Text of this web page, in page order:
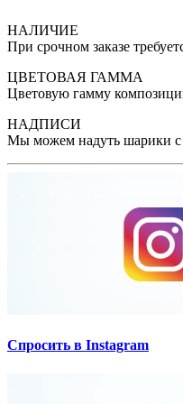
НАЛИЧИЕ
При срочном заказе
ЦВЕТОВАЯ ГАММА
Цветовую гамму
НАДПИСИ
Мы можем надуть шарики с
Спросить в Instagram